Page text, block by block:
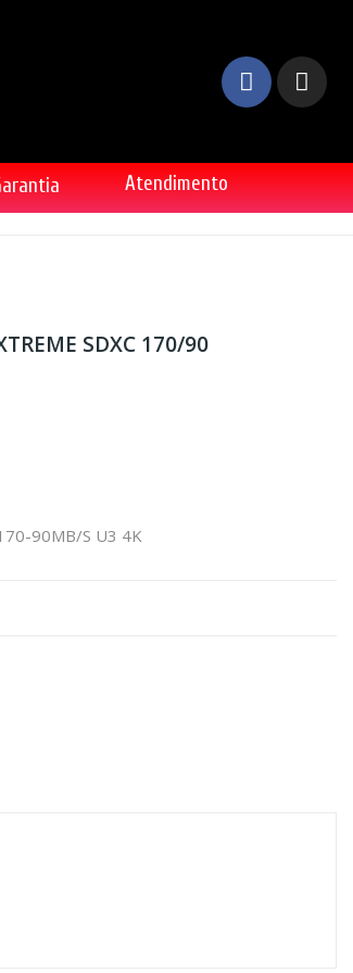
Atendimento
SDXC 170/90
90MB/S U3 4K